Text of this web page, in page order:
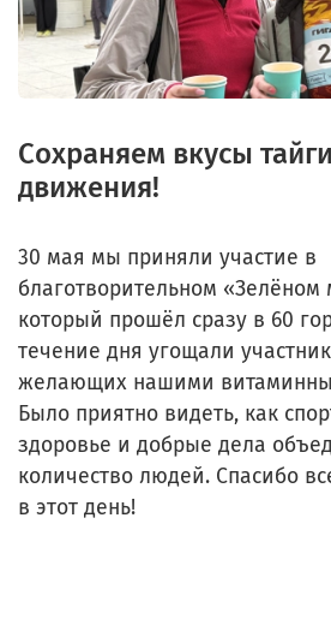
Сохраняем вкусы
движения!
30 мая мы приняли участие в
благотворительном
который прошёл сразу в 60
течение дня угощали
желающих нашими
Было приятно видеть, как
здоровье и добрые дела
количество людей. Спасибо
в этот день!